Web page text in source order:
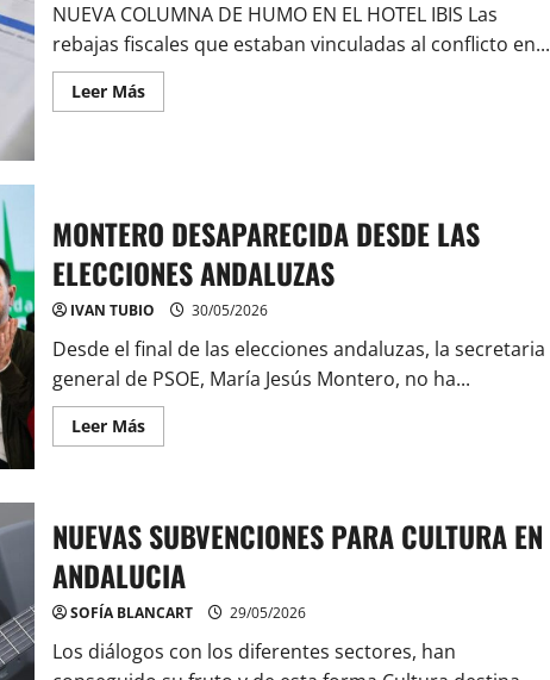
NUEVA COLUMNA DE HUMO EN EL HOTEL IBIS Las
rebajas fiscales que estaban vinculadas al conflicto en...
Leer MásLeer
más
Y
EL
GAS
DESDE
ESTE
1
DE
JUNIO
MONTERO DESAPARECIDA DESDE LAS
ELECCIONES ANDALUZAS
IVAN TUBIO 30/05/2026
Desde el final de las elecciones andaluzas, la secretaria
general de PSOE, María Jesús Montero, no ha...
Leer MásLeer
más
DESDE
LAS
ELECCIONES
ANDALUZAS
NUEVAS SUBVENCIONES PARA CULTURA EN
ANDALUCIA
SOFÍA BLANCART 29/05/2026
Los diálogos con los diferentes sectores, han